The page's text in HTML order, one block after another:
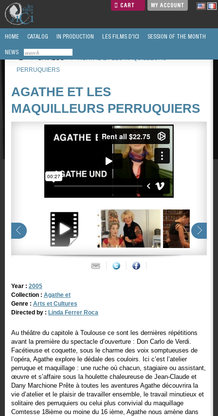
CART MY ACCOUNT
HOME CATALOG IN PRODUCTION LES FILMS D'ICI SESSION OF THE MONTH
NEWS
/
CATALOG /
AGATHE ET LES MAQUILLEURS
PERRUQUIERS
AGATHE ET LES
MAQUILLEURS PERRUQUIERS
Year : 2005
Collection : Agathe et
Genre : Arts et Cultures
Directed by : Linda Ferrer Roca
Au théâtre du capitole à Toulouse ce sont les dernières répétitions
avant la première du spectacle d’ouverture : Don Carlo de Verdi.
Facétieuse et coquette, sous le charme des voix somptueuses de
l’opéra, Agathe explore le dédale des couloirs. Ici c’est l’atelier
perruque et maquillage : une ruche où chacun, stagiaire ou assistant,
œuvre et s’affaire sous la houlette chaleureuse de Jean-Claude et
Dany Marchione Prête à toutes les aventures Agathe découvrira la
vie d’atelier et le plaisir de travailler ensemble, le travail minutieux et
solitaire des perruquiers ou celui plus convivial du maquillage
Comtesse 18ième ou moine du 16 ième, Agathe nous amène dans